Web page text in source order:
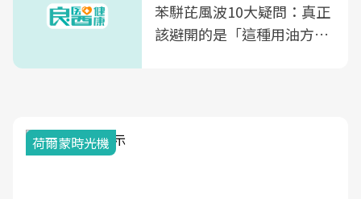
苯駢芘風波10大疑問：真正
該避開的是「這種用油方
荷爾蒙時光機